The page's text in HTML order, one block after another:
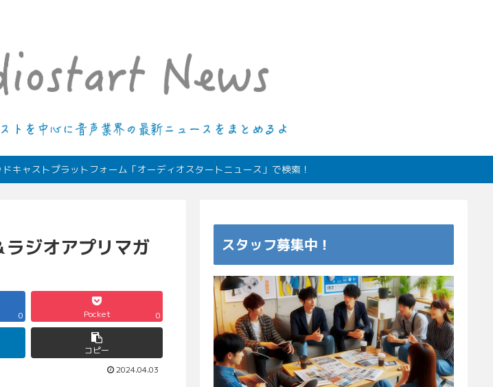
ャストプラットフォーム「オーディオスタートニュース」で検索！
ジオアプリマガ
0 Pocket 0
コピー
2024.04.03
スタッフ募集中！